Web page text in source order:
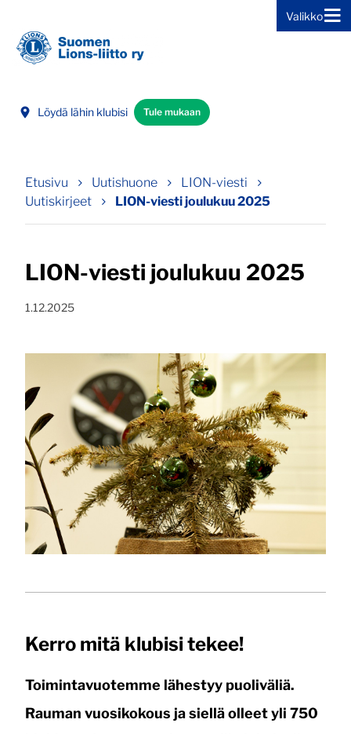
Valikko
Löydä lähin klubisi Tule mukaan
Etusivu Uutishuone
LION-viesti
Uutiskirjeet
LION-viesti joulukuu 2025
LION-viesti joulukuu 2025
Julkaistu:
1.12.2025
Kerro mitä klubisi tekee!
Toimintavuotemme lähestyy puoliväliä.
Rauman vuosikokous ja siellä olleet yli 750